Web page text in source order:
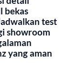
bekas
test
showroom
yang aman